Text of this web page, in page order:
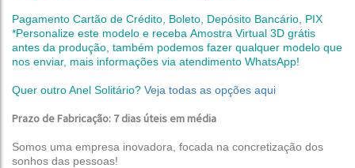
Pagamento Cartão de Crédito, Boleto, Depósito Bancário, PIX
*Personalize este modelo e receba Amostra Virtual 3D grátis
antes da produção, também podemos fazer qualquer modelo que
nos enviar, mais informações via atendimento WhatsApp!
Quer outro Anel Solitário? Veja todas as opções aqui
Prazo de Fabricação: 7 dias úteis em média
Somos uma empresa inovadora, focada na concretização dos
sonhos das pessoas!